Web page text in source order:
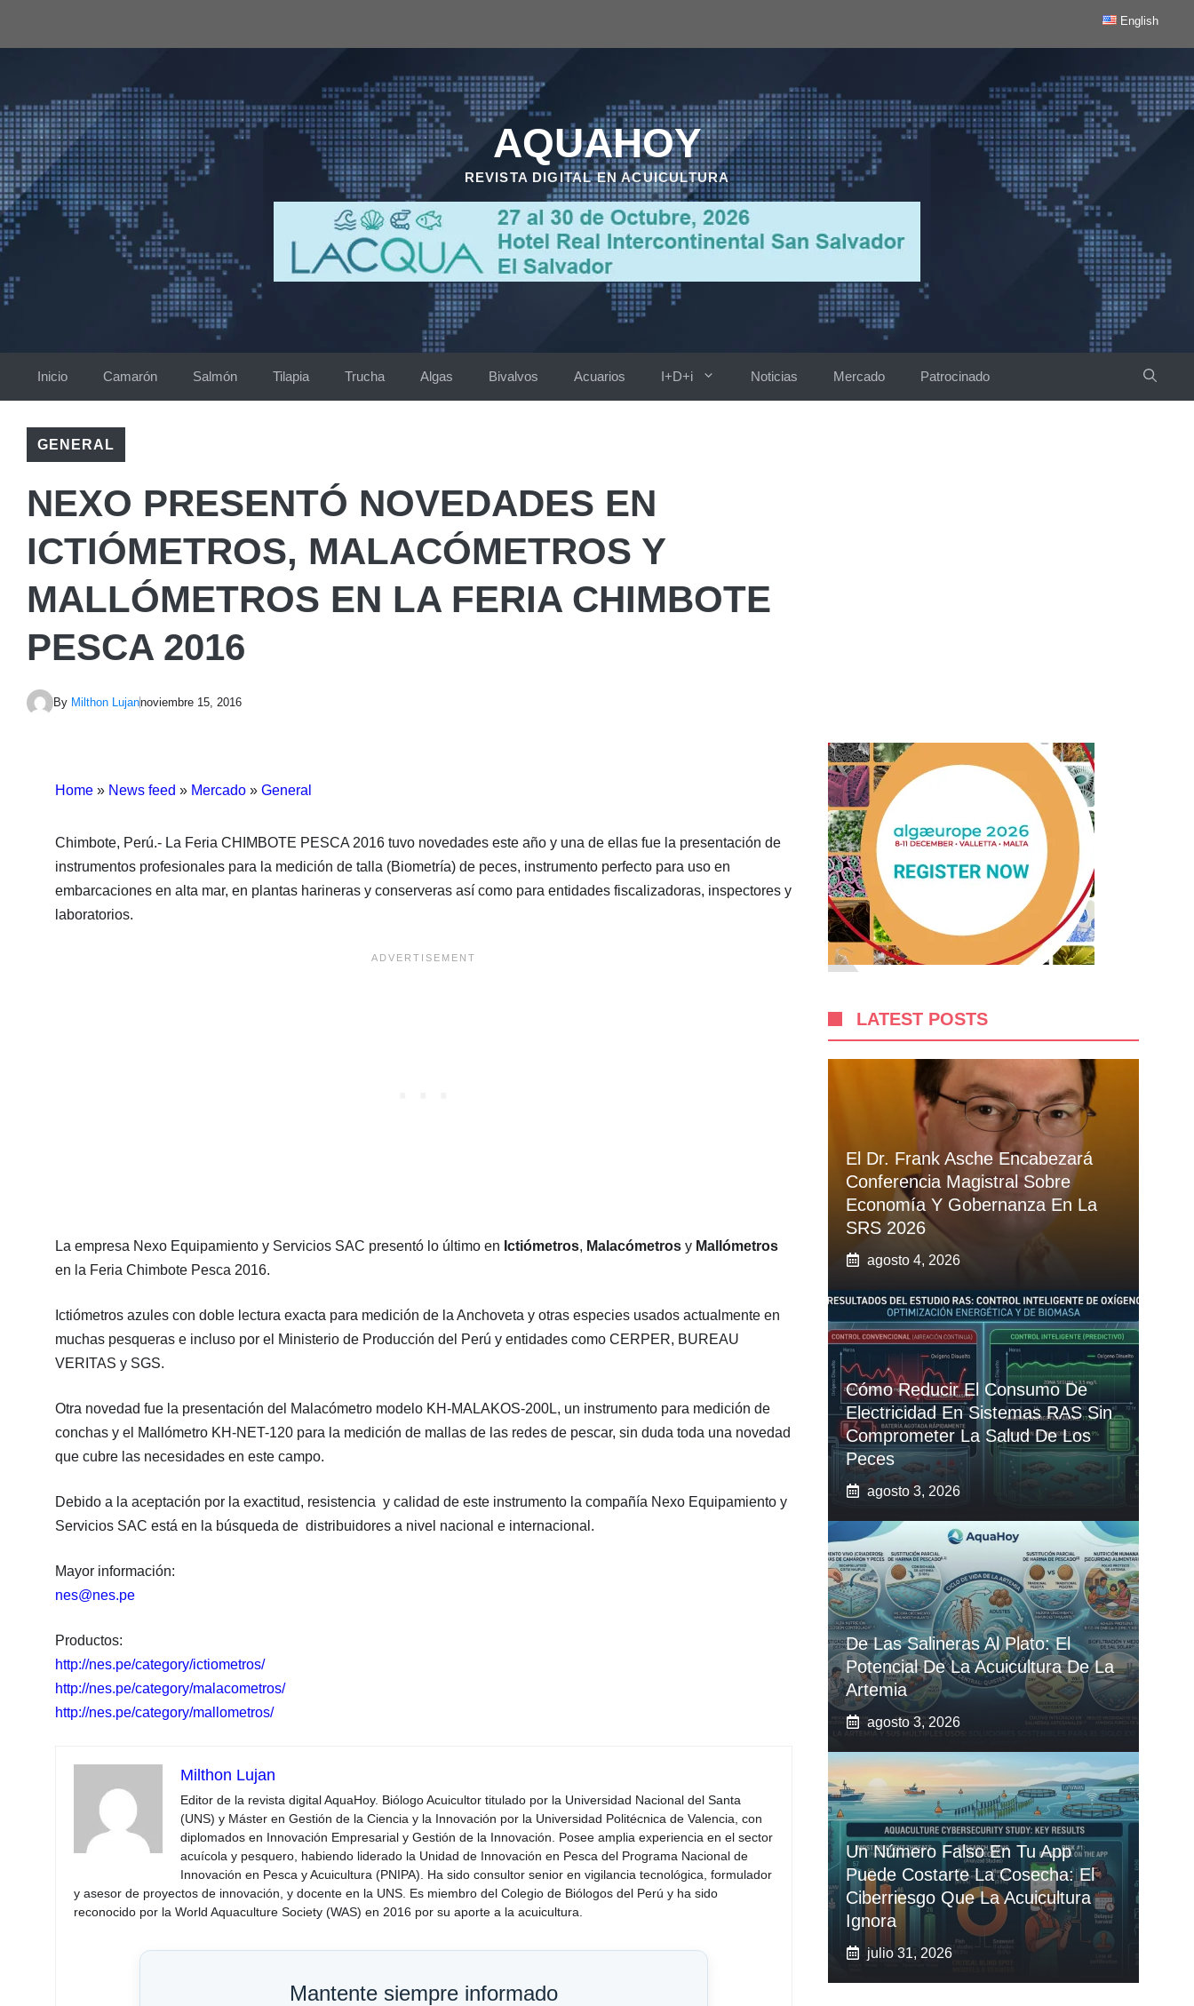
English
AQUAHOY
REVISTA DIGITAL EN ACUICULTURA
Inicio Camarón Salmón Tilapia Trucha Algas Bivalvos Acuarios I+D+i Noticias Mercado Patrocinado
GENERAL
NEXO PRESENTÓ NOVEDADES EN
ICTIÓMETROS, MALACÓMETROS Y
MALLÓMETROS EN LA FERIA CHIMBOTE
PESCA 2016
By Milthon Lujannoviembre 15, 2016
Home » News feed » Mercado » General
Chimbote, Perú.- La Feria CHIMBOTE PESCA 2016 tuvo novedades este año y una de ellas fue la presentación de
instrumentos profesionales para la medición de talla (Biometría) de peces, instrumento perfecto para uso en
embarcaciones en alta mar, en plantas harineras y conserveras así como para entidades fiscalizadoras, inspectores y
laboratorios.
La empresa Nexo Equipamiento y Servicios SAC presentó lo último en Ictiómetros, Malacómetros y Mallómetros
en la Feria Chimbote Pesca 2016.
Ictiómetros azules con doble lectura exacta para medición de la Anchoveta y otras especies usados actualmente en
muchas pesqueras e incluso por el Ministerio de Producción del Perú y entidades como CERPER, BUREAU
VERITAS y SGS.
Otra novedad fue la presentación del Malacómetro modelo KH-MALAKOS-200L, un instrumento para medición de
conchas y el Mallómetro KH-NET-120 para la medición de mallas de las redes de pescar, sin duda toda una novedad
que cubre las necesidades en este campo.
Debido a la aceptación por la exactitud, resistencia y calidad de este instrumento la compañía Nexo Equipamiento y
Servicios SAC está en la búsqueda de distribuidores a nivel nacional e internacional.
Mayor información:
nes@nes.pe
Productos:
http://nes.pe/category/ictiometros/
http://nes.pe/category/malacometros/
http://nes.pe/category/mallometros/
Milthon Lujan
Editor de la revista digital AquaHoy. Biólogo Acuicultor titulado por la Universidad Nacional del Santa
(UNS) y Máster en Gestión de la Ciencia y la Innovación por la Universidad Politécnica de Valencia, con
diplomados en Innovación Empresarial y Gestión de la Innovación. Posee amplia experiencia en el sector
acuícola y pesquero, habiendo liderado la Unidad de Innovación en Pesca del Programa Nacional de
Innovación en Pesca y Acuicultura (PNIPA). Ha sido consultor senior en vigilancia tecnológica, formulador
y asesor de proyectos de innovación, y docente en la UNS. Es miembro del Colegio de Biólogos del Perú y ha sido
reconocido por la World Aquaculture Society (WAS) en 2016 por su aporte a la acuicultura.
Mantente siempre informado
LATEST POSTS
El Dr. Frank Asche Encabezará
Conferencia Magistral Sobre
Economía Y Gobernanza En La
SRS 2026
agosto 4, 2026
Cómo Reducir El Consumo De
Electricidad En Sistemas RAS Sin
Comprometer La Salud De Los
Peces
agosto 3, 2026
De Las Salineras Al Plato: El
Potencial De La Acuicultura De La
Artemia
agosto 3, 2026
Un Número Falso En Tu App
Puede Costarte La Cosecha: El
Ciberriesgo Que La Acuicultura
Ignora
julio 31, 2026